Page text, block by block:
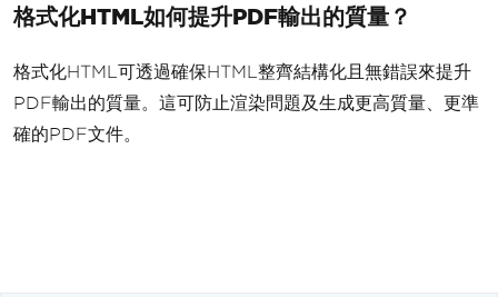
格式化HTML如何提升PDF輸出的質量？
格式化HTML可透過確保HTML整齊結構化且無錯誤來提升
PDF輸出的質量。這可防止渲染問題及生成更高質量、更準
確的PDF文件。